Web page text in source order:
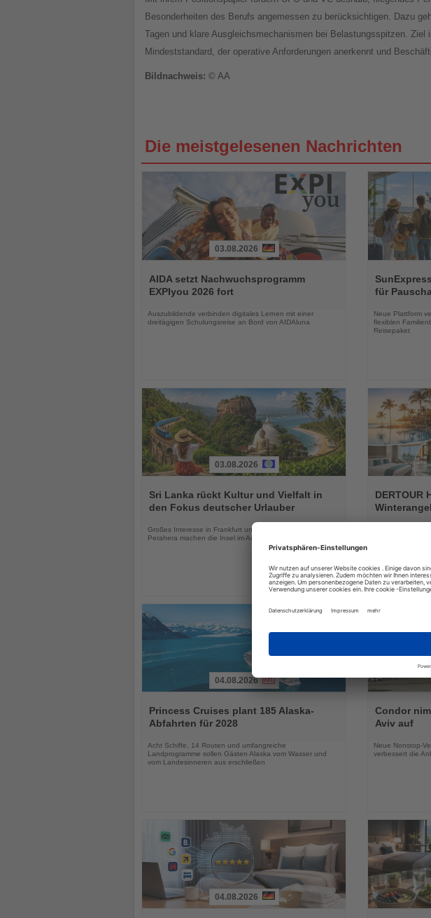
Besonderheiten des Berufs angemessen zu berücksichtigen. Dazu
Tagen und klare Ausgleichsmechanismen bei Belastungsspitzen.
Mindeststandard, der operative Anforderungen anerkennt und
Βildnachweis: © AA
Die meistgelesenen Nachrichten
Sie
die
Nachrichten
03.08.2026
AIDA setzt Nachwuchsprogramm
EXPIyou 2026 fort
Auszubildende verbinden digitales Lernen mit einer
dreitägigen Schulungsreise an Bord von AIDAluna
Sie
die
für
Neue Plattform
flexiblen
Reisepaket
Sie
die
03.08.2026
Sri Lanka rückt Kultur und Vielfalt in
den Fokus deutscher Urlauber
Großes Interesse in Frankfurt und das Kandy Esala
Perahera machen die Insel im August besonders attraktiv
Sie
die
Nachrichten
DERTOUR
Sie
die
04.08.2026
Princess Cruises plant 185 Alaska-
Abfahrten für 2028
Acht Schiffe, 14 Routen und umfangreiche
Landprogramme sollen Gästen Alaska vom Wasser und
vom Landesinneren aus erschließen
Sie
die
Condor
Aviv auf
Neue Nonstop-
verbessert die
04.08.2026